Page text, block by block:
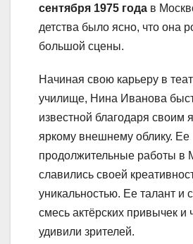
сентября 1975 года в
детства было ясно, что она
большой сцены.
Начиная свою карьеру в
училище, Нина Иванова
известной благодаря своим
яркому внешнему облику. Ее
продолжительные работы в
славились своей
уникальностью. Ее талант и
смесь актёрских привычек и
удивили зрителей.